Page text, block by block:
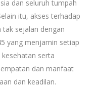
dan seluruh tumpah
itu, akses terhadap
sejalan dengan
yang menjamin setiap
serta
dan manfaat
dan keadilan.